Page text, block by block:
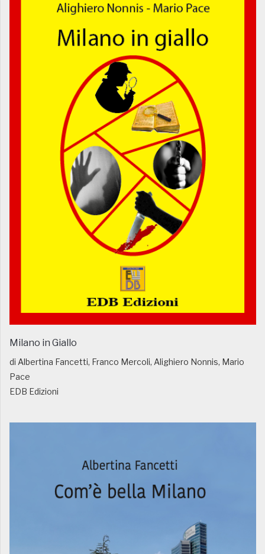
Milano in Giallo
di Albertina Fancetti, Franco Mercoli, Alighiero Nonnis, Mario
Pace
EDB Edizioni